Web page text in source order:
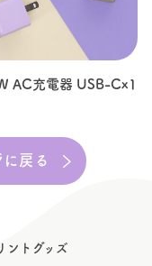
AC充電器 USB-Cx1
戻る
ントグッズ